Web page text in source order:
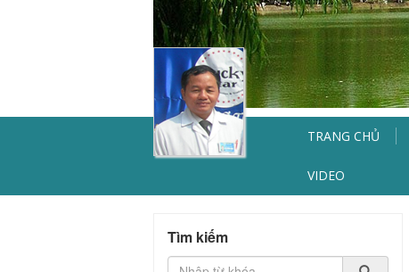
TRANG CHỦ
VIDEO
Tìm kiếm